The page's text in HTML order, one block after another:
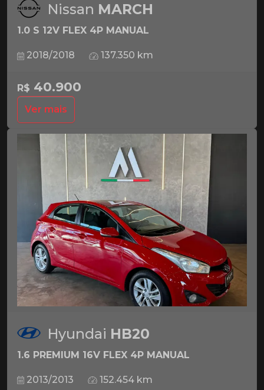
Nissan MARCH
1.0 S 12V FLEX 4P MANUAL
2018/2018 137.350 km
R$ 40.900
Ver mais
Hyundai HB20
1.6 PREMIUM 16V FLEX 4P MANUAL
2013/2013 152.454 km